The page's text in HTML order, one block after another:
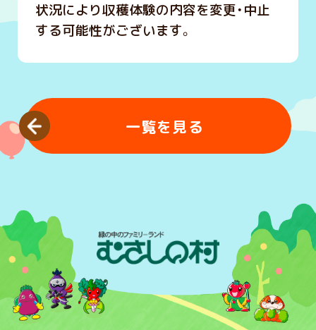
状況により収穫体験の内容を変更・中止
する可能性がございます。
一覧を見る